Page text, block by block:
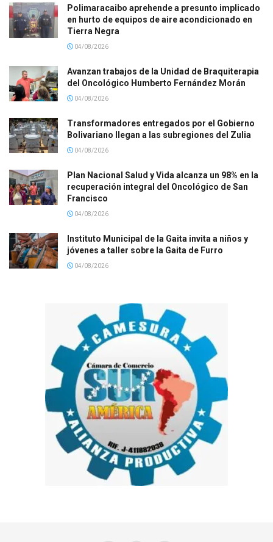
Polimaracaibo aprehende a presunto implicado
en hurto de equipos de aire acondicionado en
Tierra Negra
04/08/2026
Avanzan trabajos de la Unidad de Braquiterapia
del Oncológico Humberto Fernández Morán
04/08/2026
Transformadores entregados por el Gobierno
Bolivariano llegan a las subregiones del Zulia
04/08/2026
Plan Nacional Salud y Vida alcanza un 98% en la
recuperación integral del Oncológico de San
Francisco
04/08/2026
Instituto Municipal de la Gaita invita a niños y
jóvenes a taller sobre la Gaita de Furro
04/08/2026